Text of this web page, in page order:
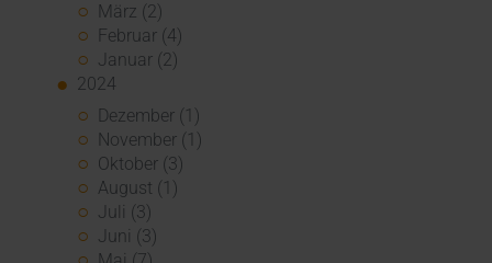
März (2)
Februar (4)
Januar (2)
2024
Dezember (1)
November (1)
Oktober (3)
August (1)
Juli (3)
Juni (3)